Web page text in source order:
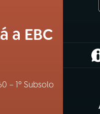
a EBC
– 1º Subsolo